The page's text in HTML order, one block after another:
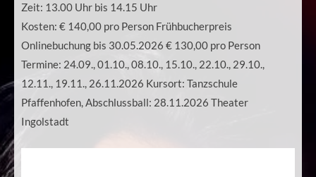
Zeit: 13.00 Uhr bis 14.15 Uhr
Kosten:€ 140,00 pro Person Frühbucherpreis
Onlinebuchung bis 30.05.2026 € 130,00 pro Person
Termine: 24.09., 01.10., 08.10., 15.10., 22.10., 29.10.,
12.11., 19.11., 26.11.2026 Kursort: Tanzschule
Pfaffenhofen, Abschlussball: 28.11.2026 Theater
Ingolstadt